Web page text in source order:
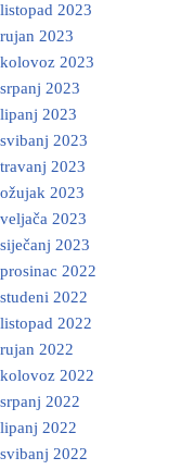
listopad 2023
rujan 2023
kolovoz 2023
srpanj 2023
lipanj 2023
svibanj 2023
travanj 2023
ožujak 2023
veljača 2023
siječanj 2023
prosinac 2022
studeni 2022
listopad 2022
rujan 2022
kolovoz 2022
srpanj 2022
lipanj 2022
svibanj 2022